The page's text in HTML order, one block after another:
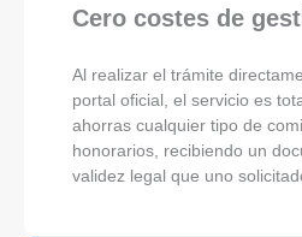
Cero costes de
Al realizar el trámite
portal oficial, el servicio es
ahorras cualquier tipo de
honorarios, recibiendo un
validez legal que uno